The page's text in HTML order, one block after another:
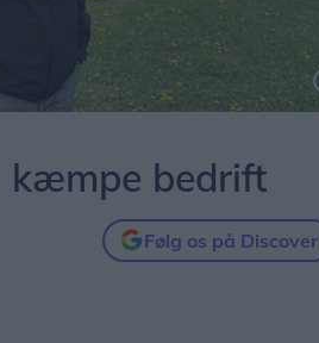
kæmpe bedrift
Følg os på Discover